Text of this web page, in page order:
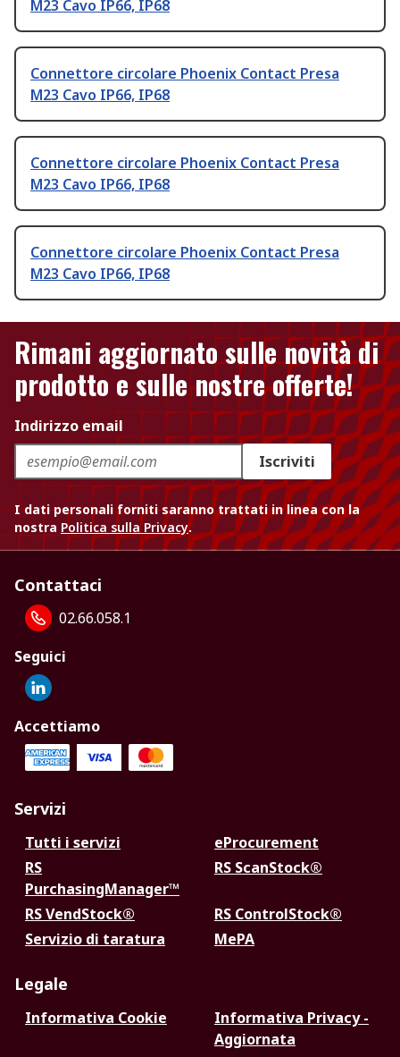
M23 Cavo IP66, IP68
Connettore circolare Phoenix Contact Presa
M23 Cavo IP66, IP68
Connettore circolare Phoenix Contact Presa
M23 Cavo IP66, IP68
Connettore circolare Phoenix Contact Presa
M23 Cavo IP66, IP68
Rimani aggiornato sulle novità di
prodotto e sulle nostre offerte!
Indirizzo email
Iscriviti
I dati personali forniti saranno trattati in linea con la
nostra Politica sulla Privacy.
Contattaci
02.66.058.1
Seguici
Accettiamo
Servizi
Tutti i servizi
eProcurement
RS
PurchasingManager™
RS ScanStock®
RS VendStock®
RS ControlStock®
Servizio di taratura
MePA
Legale
Informativa Cookie
Informativa Privacy -
Aggiornata